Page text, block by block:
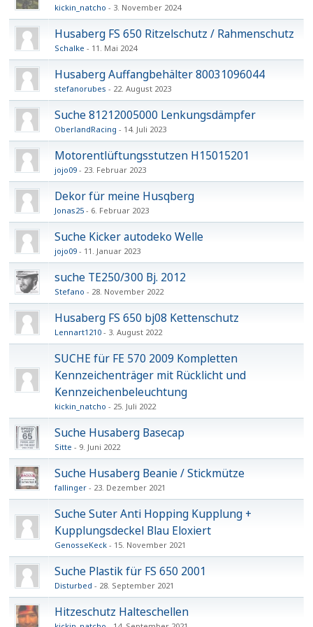
kickin_natcho 3. November 2024
Husaberg FS 650 Ritzelschutz / Rahmenschutz
Schalke 11. Mai 2024
Husaberg Auffangbehälter 80031096044
stefanorubes 22. August 2023
Suche 81212005000 Lenkungsdämpfer
OberlandRacing 14. Juli 2023
Motorentlüftungsstutzen H15015201
jojo09 23. Februar 2023
Dekor für meine Husqberg
Jonas25 6. Februar 2023
Suche Kicker autodeko Welle
jojo09 11. Januar 2023
suche TE250/300 Bj. 2012
Stefano 28. November 2022
Husaberg FS 650 bj08 Kettenschutz
Lennart1210 3. August 2022
SUCHE für FE 570 2009 Kompletten
Kennzeichenträger mit Rücklicht und
Kennzeichenbeleuchtung
kickin_natcho 25. Juli 2022
Suche Husaberg Basecap
Sitte 9. Juni 2022
Suche Husaberg Beanie / Stickmütze
fallinger 23. Dezember 2021
Suche Suter Anti Hopping Kupplung +
Kupplungsdeckel Blau Eloxiert
GenosseKeck 15. November 2021
Suche Plastik für FS 650 2001
Disturbed 28. September 2021
Hitzeschutz Halteschellen